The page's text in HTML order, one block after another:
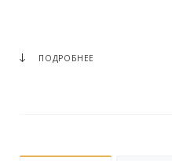
ПОДРОБНЕЕ